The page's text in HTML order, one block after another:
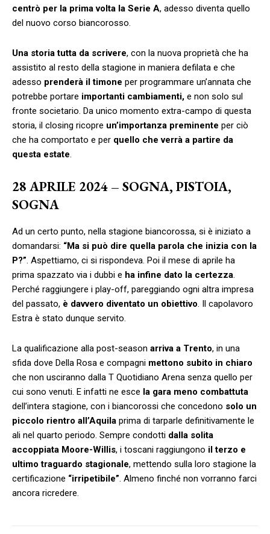
centrò per la prima volta la Serie A, adesso diventa quello
del nuovo corso biancorosso.
Una storia tutta da scrivere, con la nuova proprietà che ha
assistito al resto della stagione in maniera defilata e che
adesso prenderà il timone per programmare un’annata che
potrebbe portare importanti cambiamenti, e non solo sul
fronte societario. Da unico momento extra-campo di questa
storia, il closing ricopre un’importanza preminente per ciò
che ha comportato e per quello che verrà a partire da
questa estate.
28 APRILE 2024 – SOGNA, PISTOIA,
SOGNA
Ad un certo punto, nella stagione biancorossa, si è iniziato a
domandarsi: “Ma si può dire quella parola che inizia con la
P?”. Aspettiamo, ci si rispondeva. Poi il mese di aprile ha
prima spazzato via i dubbi e ha infine dato la certezza.
Perché raggiungere i play-off, pareggiando ogni altra impresa
del passato, è davvero diventato un obiettivo. Il capolavoro
Estra è stato dunque servito.
La qualificazione alla post-season arriva a Trento, in una
sfida dove Della Rosa e compagni mettono subito in chiaro
che non usciranno dalla T Quotidiano Arena senza quello per
cui sono venuti. E infatti ne esce la gara meno combattuta
dell’intera stagione, con i biancorossi che concedono solo un
piccolo rientro all’Aquila prima di tarparle definitivamente le
ali nel quarto periodo. Sempre condotti dalla solita
accoppiata Moore-Willis, i toscani raggiungono il terzo e
ultimo traguardo stagionale, mettendo sulla loro stagione la
certificazione “irripetibile”. Almeno finché non vorranno farci
ancora ricredere.